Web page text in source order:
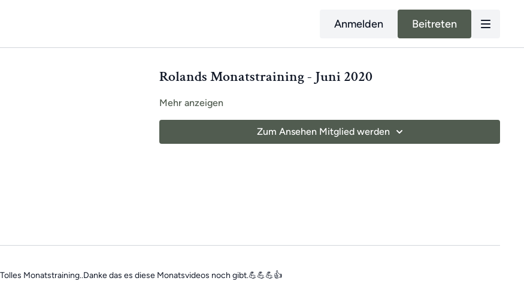
Anmelden Beitreten
Rolands Monatstraining - Juni 2020
Mehr anzeigen
Zum Ansehen Mitglied werden
Monatstraining..Danke das es diese Monatsvideos noch gibt.💪💪💪👍